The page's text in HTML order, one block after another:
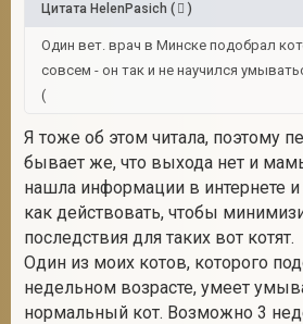
Цитата HelenPasich ( )
Один вет. врач в Минске подобрал
совсем - он так и не научился
(
Я тоже об этом читала, поэтому
бывает же, что выхода нет и
нашла информации в интернете и
как действовать, чтобы
последствия для таких вот котят.
Один из моих котов, которого
недельном возрасте, умеет
нормальный кот. Возможно 3